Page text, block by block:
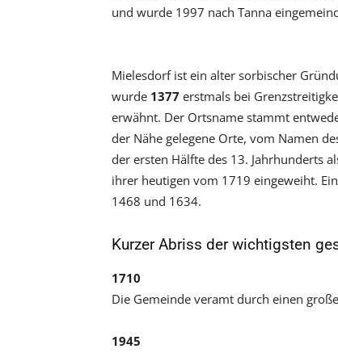
und wurde 1997 nach Tanna
Mielesdorf ist ein alter sorbischer
wurde 1377 erstmals bei
erwähnt. Der Ortsname stammt
der Nähe gelegene Orte, vom Namen
der ersten Hälfte des 13. Jahrhunderts
ihrer heutigen vom 1719 eingeweiht.
1468 und 1634.
Kurzer Abriss der wichtigsten
1710
Die Gemeinde veramt durch einen
1945